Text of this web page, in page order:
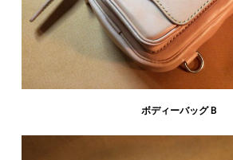
ボディーバッグ B